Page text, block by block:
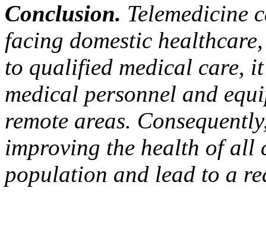
Conclusion. Telemedicine
facing domestic
to qualified medical care,
medical personnel and
remote areas.
improving the health of all
population and lead to a